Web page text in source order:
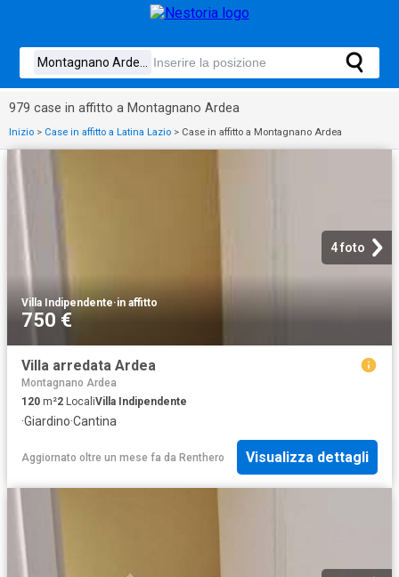
979 case in affitto a Montagnano Ardea
Inizio > Case in affitto a Latina Lazio > Case in affitto a Montagnano Ardea
4 foto
Villa Indipendente·in affitto
750 €
Villa arredata Ardea
Montagnano Ardea
120 m²2 LocaliVilla Indipendente
·Giardino·Cantina
Aggiornato oltre un mese fa da Renthero Visualizza dettagli